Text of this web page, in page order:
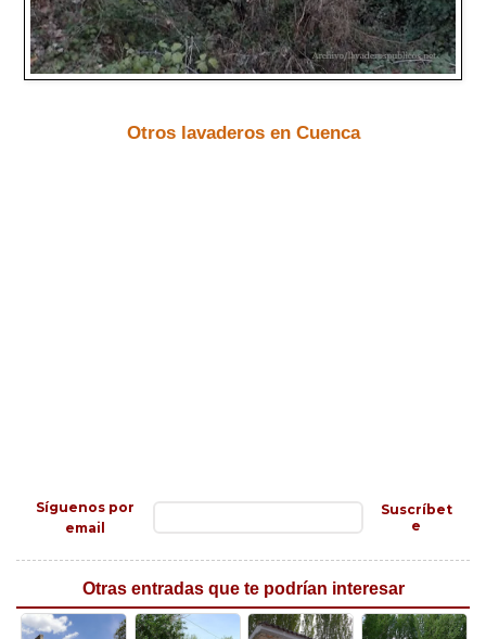
Otros lavaderos en Cuenca
Síguenos por
email
Suscríbet
e
Otras entradas que te podrían interesar